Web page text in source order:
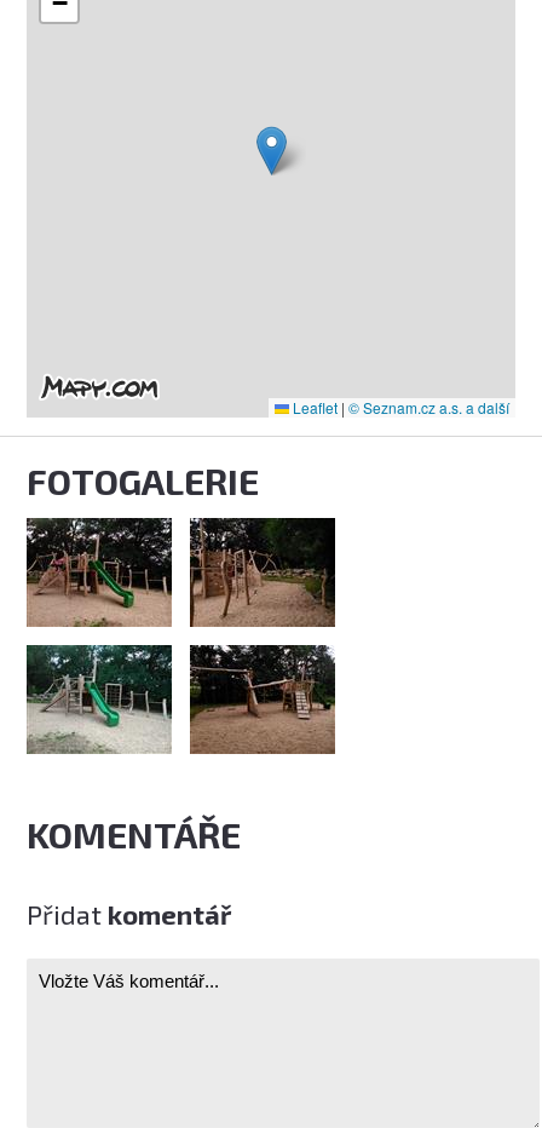
Leaflet | © Seznam.cz a.s. a další
FOTOGALERIE
KOMENTÁŘE
Přidat komentář